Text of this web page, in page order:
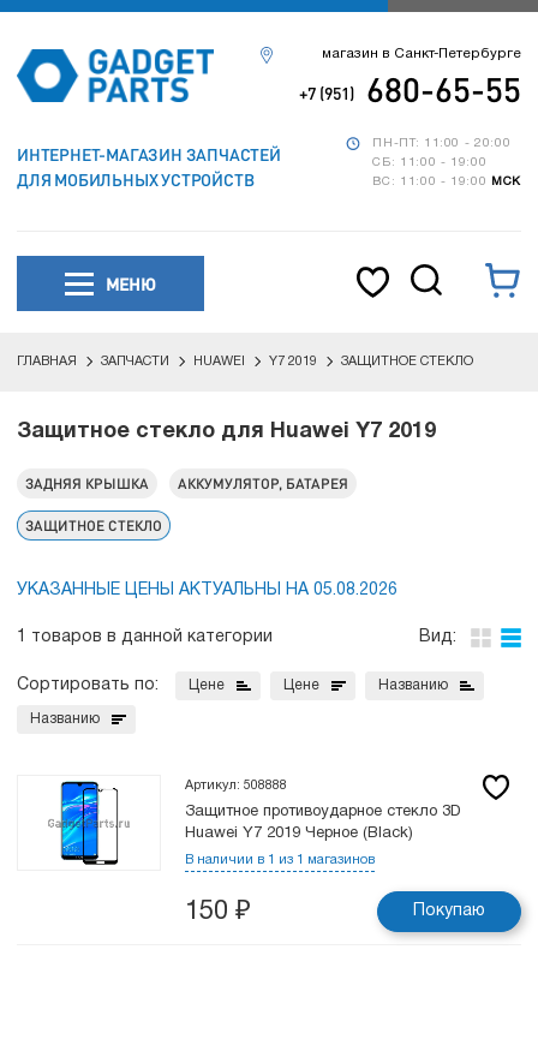
ИНТЕРНЕТ-МАГАЗИН ЗАПЧАСТЕЙ
ДЛЯ МОБИЛЬНЫХ УСТРОЙСТВ
ПН-ПТ: 11:00 - 20:00
СБ: 11:00 - 19:00
ВС: 11:00 - 19:00
МСК
магазин в Санкт-Петербурге
+7 (951) 680-65-55
МЕНЮ
ГЛАВНАЯ ЗАПЧАСТИ HUAWEI Y7 2019 ЗАЩИТНОЕ СТЕКЛО
Защитное стекло для Huawei Y7 2019
ЗАДНЯЯ КРЫШКА АККУМУЛЯТОР, БАТАРЕЯ
ЗАЩИТНОЕ СТЕКЛО
УКАЗАННЫЕ ЦЕНЫ АКТУАЛЬНЫ НА 05.08.2026
1 товаров в данной категории Вид:
Сортировать по: Цене Цене Названию
Названию
Артикул: 508888
Защитное противоударное стекло 3D
Huawei Y7 2019 Черное (Black)
В наличии в 1 из 1 магазинов
150 ₽ Покупаю